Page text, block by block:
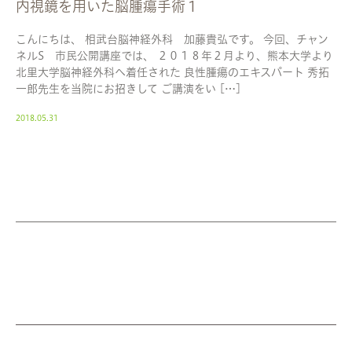
内視鏡を用いた脳腫瘍手術１
こんにちは、 相武台脳神経外科 加藤貴弘です。 今回、チャン
ネルS 市民公開講座では、 ２０１８年２月より、熊本大学より
北里大学脳神経外科へ着任された 良性腫瘍のエキスパート 秀拓
一郎先生を当院にお招きして ご講演をい […]
2018.05.31